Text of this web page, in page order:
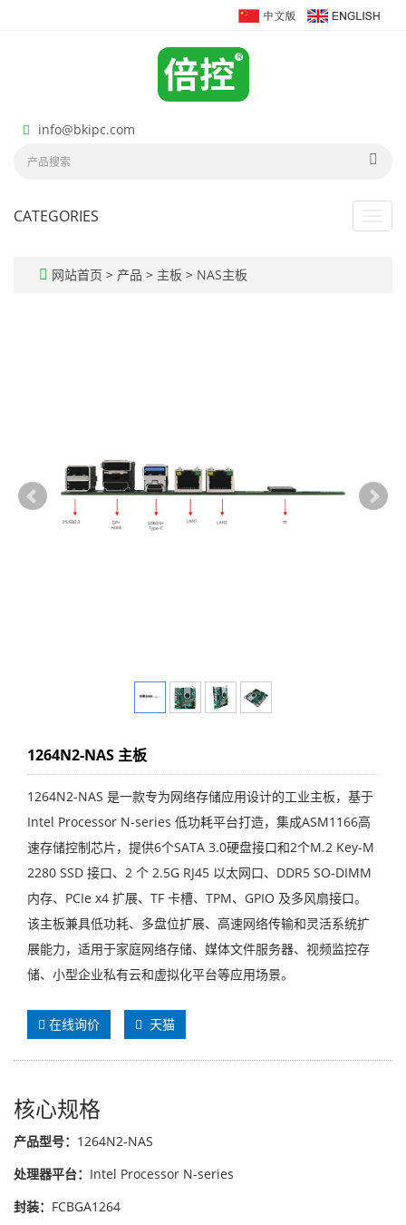
info@bkipc.com
CATEGORIES
网站首页 > 产品 > 主板 > NAS主板
1264N2-NAS 主板
1264N2-NAS 是一款专为网络存储应用设计的工业主板，基于
Intel Processor N-series 低功耗平台打造，集成ASM1166高
速存储控制芯片，提供6个SATA 3.0硬盘接口和2个M.2 Key-M
2280 SSD 接口、2 个 2.5G RJ45 以太网口、DDR5 SO-DIMM
内存、PCIe x4 扩展、TF 卡槽、TPM、GPIO 及多风扇接口。
该主板兼具低功耗、多盘位扩展、高速网络传输和灵活系统扩
展能力，适用于家庭网络存储、媒体文件服务器、视频监控存
储、小型企业私有云和虚拟化平台等应用场景。
在线询价 天猫
核心规格
产品型号： 1264N2-NAS
处理器平台： Intel Processor N-series
封装： FCBGA1264